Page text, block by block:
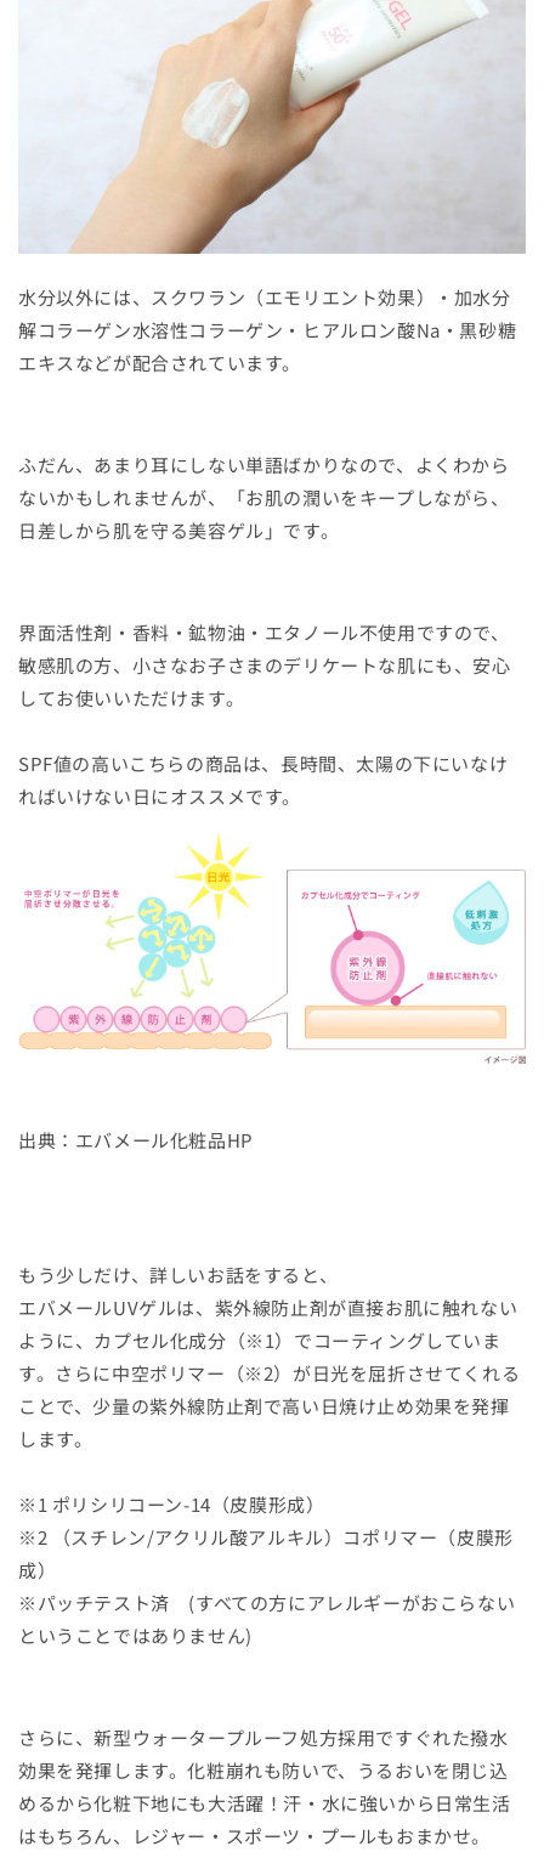
水分以外には、スクワラン（エモリエント効果）・加水分
解コラーゲン水溶性コラーゲン・ヒアルロン酸Na・黒砂糖
エキスなどが配合されています。
ふだん、あまり耳にしない単語ばかりなので、よくわから
ないかもしれませんが、「お肌の潤いをキープしながら、
日差しから肌を守る美容ゲル」です。
界面活性剤・香料・鉱物油・エタノール不使用ですので、
敏感肌の方、小さなお子さまのデリケートな肌にも、安心
してお使いいただけます。
SPF値の高いこちらの商品は、長時間、太陽の下にいなけ
ればいけない日にオススメです。
出典：エバメール化粧品HP
もう少しだけ、詳しいお話をすると、
エバメールUVゲルは、紫外線防止剤が直接お肌に触れない
ように、カプセル化成分（※1）でコーティングしていま
す。さらに中空ポリマー（※2）が日光を屈折させてくれる
ことで、少量の紫外線防止剤で高い日焼け止め効果を発揮
します。
※1 ポリシリコーン-14（皮膜形成）
※2 （スチレン/アクリル酸アルキル）コポリマー（皮膜形
成）
※パッチテスト済 (すべての方にアレルギーがおこらない
ということではありません)
さらに、新型ウォータープルーフ処方採用ですぐれた撥水
効果を発揮します。化粧崩れも防いで、うるおいを閉じ込
めるから化粧下地にも大活躍！汗・水に強いから日常生活
はもちろん、レジャー・スポーツ・プールもおまかせ。